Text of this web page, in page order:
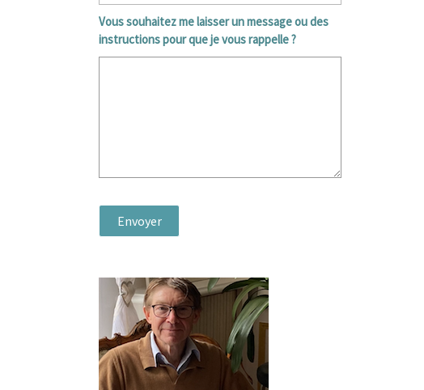
Vous souhaitez me laisser un message ou des
instructions pour que je vous rappelle ?